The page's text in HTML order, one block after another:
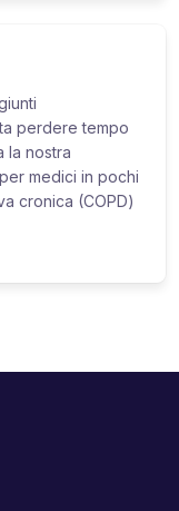
perdere tempo
la nostra
medici in pochi
cronica (COPD)